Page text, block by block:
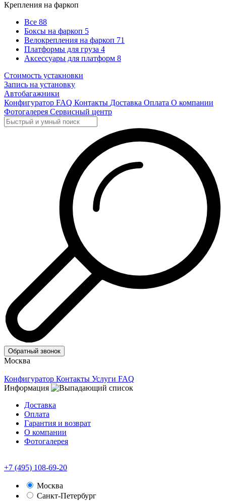
Крепления на фаркоп
Все 88
Боксы на фаркоп 5
Велокрепления на фаркоп 71
Платформы для груза 4
Аксессуары для платформ 8
Стоимость устакновки
Запись на установку
Автобагажники
Конфигуратор FAQ Контакты Доставка Оплата О компании
Фотогалерея Сервисный центр
Обратный звонок
Москва
Конфигуратор Контакты Услуги FAQ
Информация
Доставка
Оплата
Гарантия и возврат
О компании
Фотогалерея
+7 (495) 108-69-20
Москва
Санкт-Петербург